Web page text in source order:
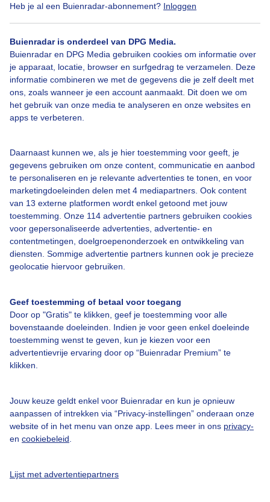
Heb je al een Buienradar-abonnement? Inloggen
Buienradar is onderdeel van DPG Media.
Buienradar en DPG Media gebruiken cookies om informatie over
je apparaat, locatie, browser en surfgedrag te verzamelen. Deze
informatie combineren we met de gegevens die je zelf deelt met
ons, zoals wanneer je een account aanmaakt. Dit doen we om
het gebruik van onze media te analyseren en onze websites en
apps te verbeteren.
Daarnaast kunnen we, als je hier toestemming voor geeft, je
gegevens gebruiken om onze content, communicatie en aanbod
te personaliseren en je relevante advertenties te tonen, en voor
marketingdoeleinden delen met 4 mediapartners. Ook content
van 13 externe platformen wordt enkel getoond met jouw
toestemming. Onze 114 advertentie partners gebruiken cookies
voor gepersonaliseerde advertenties, advertentie- en
contentmetingen, doelgroepenonderzoek en ontwikkeling van
diensten. Sommige advertentie partners kunnen ook je precieze
geolocatie hiervoor gebruiken.
Geef toestemming of betaal voor toegang
Door op "Gratis" te klikken, geef je toestemming voor alle
bovenstaande doeleinden. Indien je voor geen enkel doeleinde
toestemming wenst te geven, kun je kiezen voor een
advertentievrije ervaring door op “Buienradar Premium” te
klikken.
Jouw keuze geldt enkel voor Buienradar en kun je opnieuw
aanpassen of intrekken via “Privacy-instellingen” onderaan onze
website of in het menu van onze app. Lees meer in ons privacy-
en cookiebeleid
Lijst met advertentiepartners
Bekijk slideshow
Een moment geduld aub...
Over Buienradar
Contact
Toegankelijkheid
Gebruikersvoorwaarden
Buienradar Team
Privacy beleid
Cookie beleid
Gratis weerdata